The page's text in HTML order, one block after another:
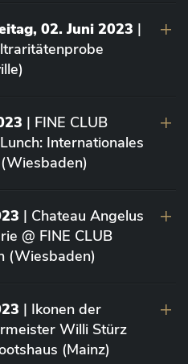
02. Juni 2023 |
| FINE CLUB
Internationales
| Chateau Angelus
@ FINE CLUB
(Wiesbaden)
| Ikonen der
Willi Stürz
(Mainz)